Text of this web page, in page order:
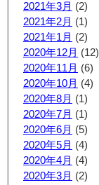
2021年3月 (2)
2021年2月 (1)
2021年1月 (2)
2020年12月 (12)
2020年11月 (6)
2020年10月 (4)
2020年8月 (1)
2020年7月 (1)
2020年6月 (5)
2020年5月 (4)
2020年4月 (4)
2020年3月 (2)